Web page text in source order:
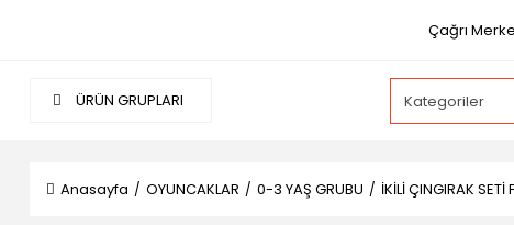
Çağrı
ÜRÜN GRUPLARI
Anasayfa OYUNCAKLAR 0-3 YAŞ GRUBU İKİLİ ÇINGIRAK